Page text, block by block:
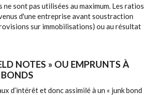
sont pas utilisées au maximum. Les ratios
d'une entreprise avant soustraction
sur immobilisations) ou au résultat
NOTES » OU EMPRUNTS À
d’intérêt et donc assimilé à un « junk bond